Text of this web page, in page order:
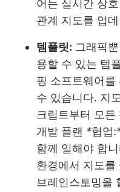
어는 실시간 상
관계 지도를 업
템플릿: 그래픽
용할 수 있는 템
핑 소프트웨어
수 있습니다. 지
크립트부터 모
개발 플랜 *협업
함께 일해야 합
환경에서 지도를
브레인스토밍을